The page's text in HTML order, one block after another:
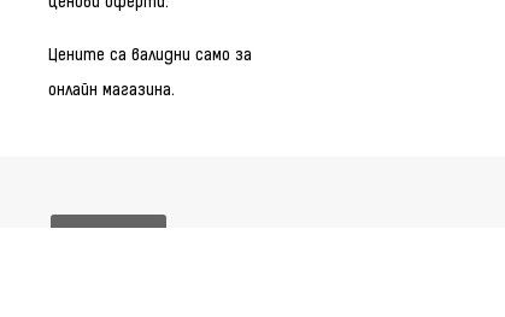
Цените са валидни само за
онлайн магазина.